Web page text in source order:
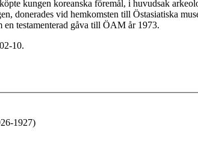
kungen koreanska föremål, i huvudsak
donerades vid hemkomsten till Östasiatiska
testamenterad gåva till ÖAM år 1973.
10.
1927)